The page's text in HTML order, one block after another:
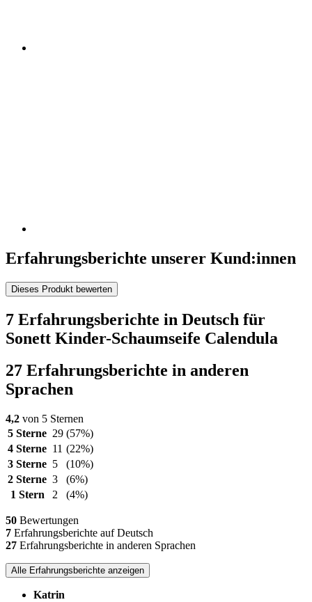
Erfahrungsberichte unserer Kund:innen
Dieses Produkt bewerten
7 Erfahrungsberichte in Deutsch für
Sonett Kinder-Schaumseife Calendula
27 Erfahrungsberichte in anderen
Sprachen
4,2 von 5 Sternen
5 Sterne 29 (57%)
4 Sterne 11 (22%)
3 Sterne 5
(10%)
2 Sterne 3
(6%)
1 Stern
2 (4%)
50 Bewertungen
7 Erfahrungsberichte auf Deutsch
27 Erfahrungsberichte in anderen Sprachen
Alle Erfahrungsberichte anzeigen
Katrin